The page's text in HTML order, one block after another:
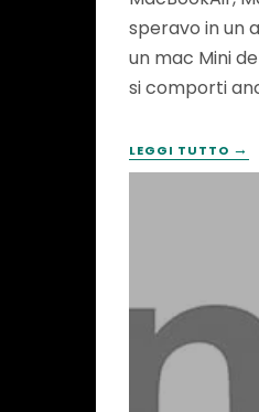
speravo in un
un mac Mini
si comporti
LEGGI TUTTO →